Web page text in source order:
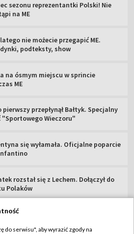
sezonu reprezentantki Polski! Nie
na ME
nie możecie przegapić ME.
podteksty, show
na ósmym miejscu w sprincie
ME
pierwszy przepłynął Bałtyk. Specjalny
"Sportowego Wieczoru"
się wyłamała. Oficjalne poparcie
rozstał się z Lechem. Dołączył do
Polaków
do serwisu", aby wyrazić zgody na